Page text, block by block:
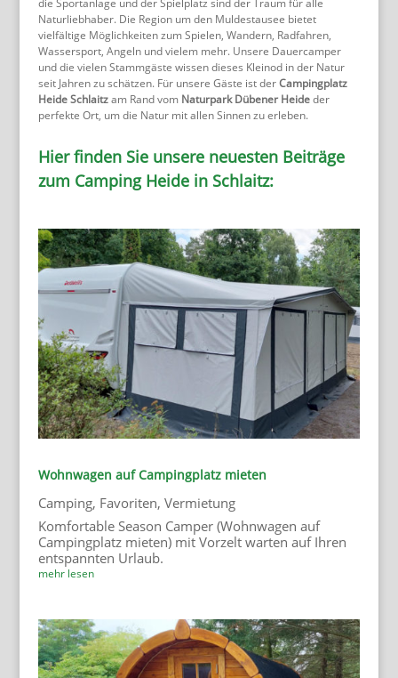
Naturliebhaber. Die Region um den Muldestausee bietet
vielfältige Möglichkeiten zum Spielen, Wandern, Radfahren,
Wassersport, Angeln und vielem mehr. Unsere Dauercamper
und die vielen Stammgäste wissen dieses Kleinod in der Natur
seit Jahren zu schätzen. Für unsere Gäste ist derCampingplatz
HeideSchlaitzam Rand vom Naturpark Dübener Heideder
perfekte Ort, um die Natur mit allen Sinnen zu erleben.
Hier finden Sie unsere neuesten Beiträge
zum Camping Heide in Schlaitz:
Wohnwagen auf Campingplatz mieten
Camping, Favoriten, Vermietung
Komfortable Season Camper (Wohnwagen auf
Campingplatz mieten) mit Vorzelt warten auf Ihren
entspannten Urlaub.
mehr lesen